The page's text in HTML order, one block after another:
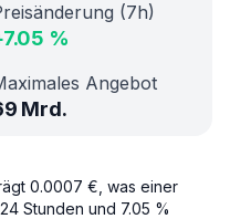
(7h)
7.05 %
Angebot
Mrd.
0.0007 €, was einer
Stunden und 7.05 %